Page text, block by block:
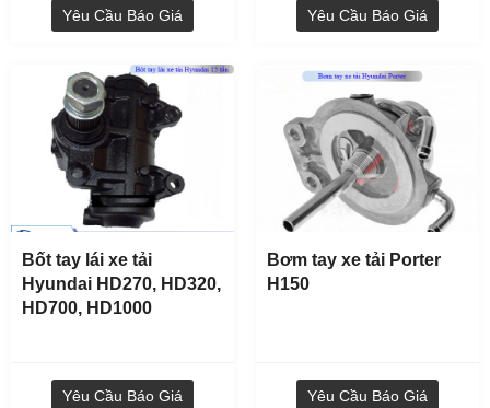
Yêu Cầu Báo Giá Yêu Cầu Báo Giá
Bốt tay lái xe tải
Hyundai HD270, HD320,
HD700, HD1000
Yêu Cầu Báo Giá
Bơm tay xe tải Porter
H150
Yêu Cầu Báo Giá